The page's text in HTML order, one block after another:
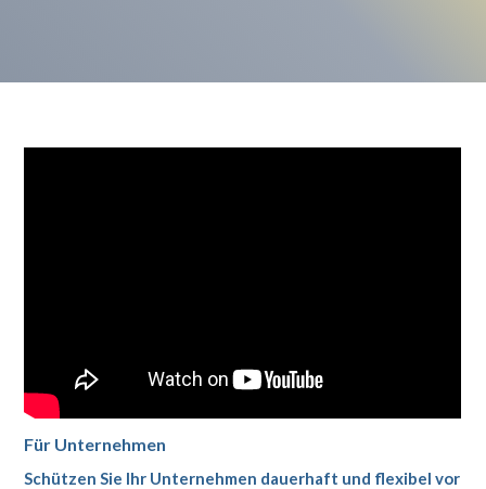
Für Unternehmen
Schützen Sie Ihr Unternehmen dauerhaft und flexibel vor